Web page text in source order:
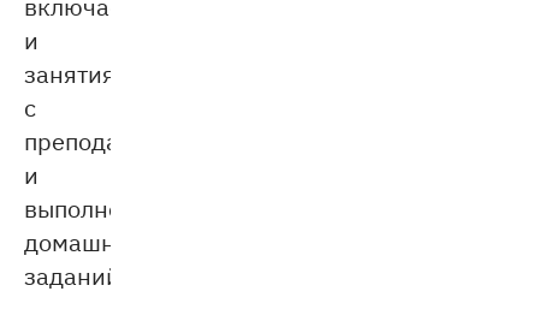
и
занятия
с
преподавателем,
и
выполнение
домашних
заданий.